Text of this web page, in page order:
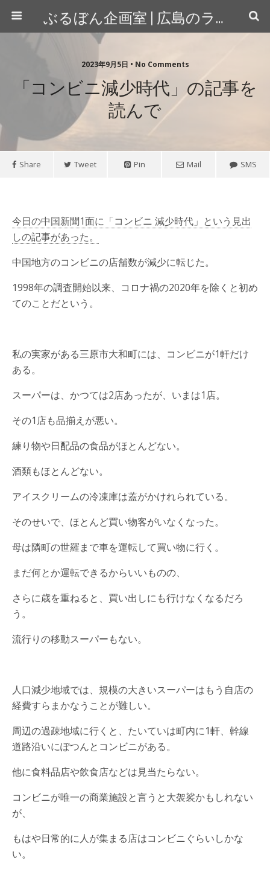
ぶるぼん企画室 | 広島のライター＆カメラマン
2023年9月5日 • No Comments
「コンビニ減少時代」の記事を
読んで
Share Tweet Pin Mail SMS
今日の中国新聞1面に「コンビニ 減少時代」という見出
しの記事があった。
中国地方のコンビニの店舗数が減少に転じた。
1998年の調査開始以来、コロナ禍の2020年を除くと初め
てのことだという。
私の実家がある三原市大和町には、コンビニが1軒だけ
ある。
スーパーは、かつては2店あったが、いまは1店。
その1店も品揃えが悪い。
練り物や日配品の食品がほとんどない。
酒類もほとんどない。
アイスクリームの冷凍庫は蓋がかけれられている。
そのせいで、ほとんど買い物客がいなくなった。
母は隣町の世羅まで車を運転して買い物に行く。
まだ何とか運転できるからいいものの、
さらに歳を重ねると、買い出しにも行けなくなるだろ
う。
流行りの移動スーパーもない。
人口減少地域では、規模の大きいスーパーはもう自店の
経費すらまかなうことが難しい。
周辺の過疎地域に行くと、たいていは町内に1軒、幹線
道路沿いにぽつんとコンビニがある。
他に食料品店や飲食店などは見当たらない。
コンビニが唯一の商業施設と言うと大袈裟かもしれない
が、
もはや日常的に人が集まる店はコンビニぐらいしかな
い。